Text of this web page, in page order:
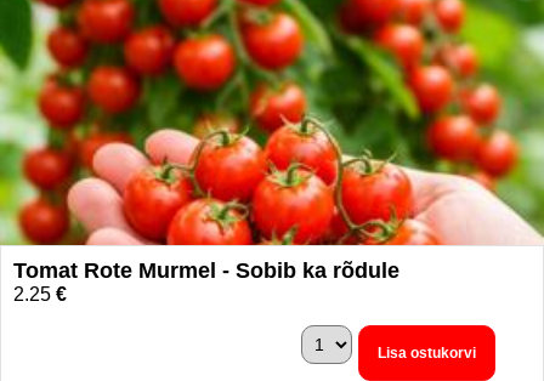
Tomat Rote Murmel - Sobib ka rõdule
2.25 €
Lisa ostukorvi